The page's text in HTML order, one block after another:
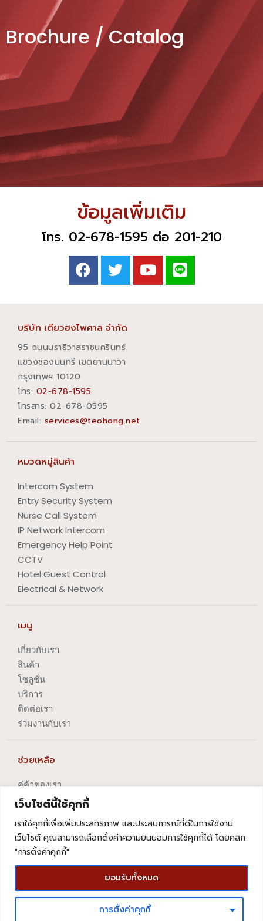
เว็บไซต์นี้ใช้คุกกี้
เราใช้คุกกี้เพื่อเพิ่มประสิทธิภาพ และประสบการณ์ที่ดีในการใช้งาน
เว็บไซต์ คุณสามารถเลือกตั้งค่าความยินยอมการใช้คุกกี้ได้ โดยคลิก
"การตั้งค่าคุกกี้"
การตั้งค่าคุกกี้
ยอมรับทั้งหมด
Brochure / Catalog
ข้อมูลเพิ่มเติม
โทร. 02-678-1595 ต่อ 201-210
บริษัท เตียวฮงไพศาล จำกัด
95 ถนนนราธิวาสราชนครินทร์
แขวงช่องนนทรี เขตยานนาวา
กรุงเทพฯ 10120
โทร: 02-678-1595
โทรสาร:​ 02-678-0595
Email: services@teohong.net
หมวดหมู่สินค้า
Intercom System
Entry Security System
Nurse Call System
IP Network Intercom
Emergency Help Point
CCTV
Hotel Guest Control
Electrical & Network
เมนู
เกี่ยวกับเรา
สินค้า
โซลูชั่น
บริการ
ติดต่อเรา
ร่วมงานกับเรา
ช่วยเหลือ
คู่ค้าของเรา
นโยบายความเป็นส่วนตัว
นโยบายการปัญหาข้อร้องเรียน
นโยบายการยกเลิกบริการ
© COPYRIGHT 2020 TEO HONG PHAISAN COMPANY LIMITED | ALL
RIGHTS RESERVED